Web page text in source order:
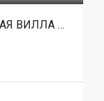
СЬЕРРА-БЛАНКА: ДИЗАЙНЕРСКАЯ ВИЛЛА В ЭКСКЛЮЗИВНОМ ЗАКРЫТОМ ПОСЕЛКЕ